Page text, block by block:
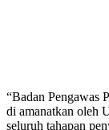
“Badan Pengawas
di amanatkan oleh
seluruh tahapan